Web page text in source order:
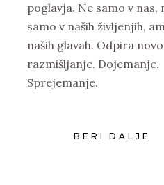
poglavja. Ne samo v nas,
samo v naših življenjih,
naših glavah. Odpira novo
razmišljanje. Dojemanje.
Sprejemanje.
BERI DALJE